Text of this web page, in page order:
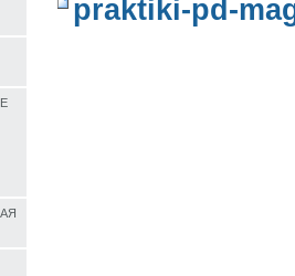
praktiki-pd-